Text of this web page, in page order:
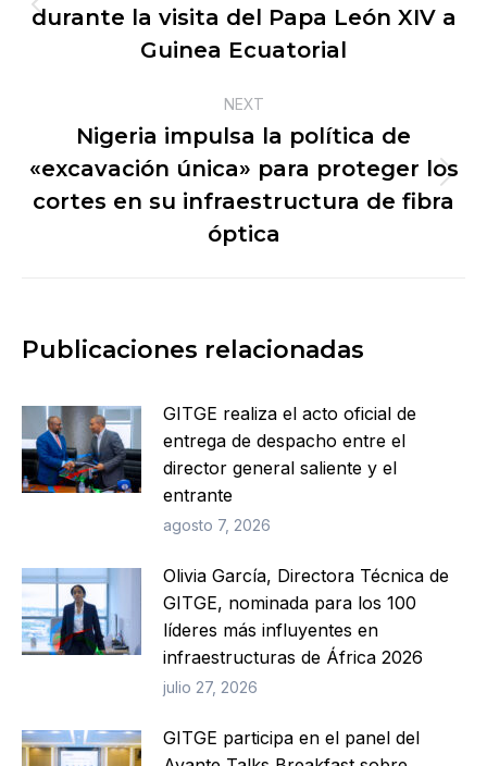
Previous
post:
durante la visita del Papa León XIV a
Guinea Ecuatorial
NEXT
Next
post:
Nigeria impulsa la política de
«excavación única» para proteger los
cortes en su infraestructura de fibra
óptica
Publicaciones relacionadas
GITGE realiza el acto oficial de
entrega de despacho entre el
director general saliente y el
entrante
agosto 7, 2026
Olivia García, Directora Técnica de
GITGE, nominada para los 100
líderes más influyentes en
infraestructuras de África 2026
julio 27, 2026
GITGE participa en el panel del